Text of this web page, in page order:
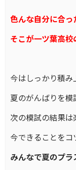
色んな自分に合っ
そこが一ツ葉高校
今はしっかり積み
夏のがんばりを模
次の模試の結果
今できることをコ
みんなで夏のプラ